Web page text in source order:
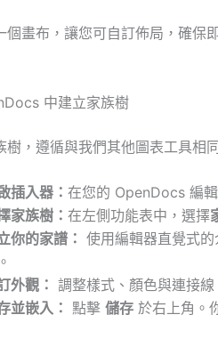
個畫布，讓您可自訂佈局，確保
中建立家族樹
樹，遵循與我們其他圖表工具相
插入器： 在您的 OpenDocs 編
家族樹： 在左側功能表中，選擇
你的家譜： 使用編輯器直覺式
外觀： 調整樣式、顏色與連接
並嵌入： 點擊 儲存 於右上角。